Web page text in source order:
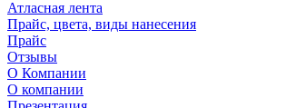
Атласная лента
Прайс, цвета, виды нанесения
Прайс
Отзывы
О Компании
О компании